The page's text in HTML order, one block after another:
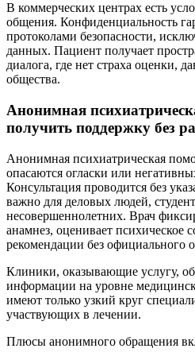
В коммерческих центрах есть
общения. Конфиденциальность
протоколами безопасности,
данных. Пациент получает
диалога, где нет страха оценки,
общества.
Анонимная
получить поддержку без
Анонимная психиатрическая
опасаются огласки или
Консультация проводится без
важно для деловых людей,
несовершеннолетних. Врач
анамнез, оценивает психическое
рекомендации без официального
Клиники, оказывающие услугу,
информации на уровне
имеют только узкий круг
участвующих в лечении.
Плюсы анонимного обращения